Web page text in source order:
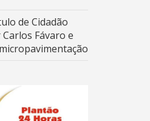
de Cidadão
Fávaro e